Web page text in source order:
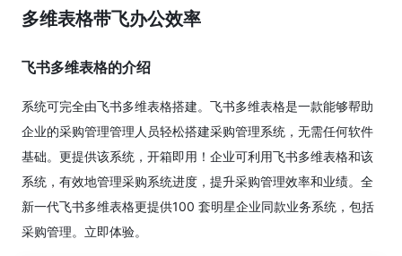
多维表格带飞办公效率
飞书多维表格的介绍
系统可完全由飞书多维表格搭建。飞书多维表格是一款能够帮助
企业的采购管理管理人员轻松搭建采购管理系统，无需任何软件
基础。更提供该系统，开箱即用！企业可利用飞书多维表格和该
系统，有效地管理采购系统进度，提升采购管理效率和业绩。全
新一代飞书多维表格更提供100 套明星企业同款业务系统，包括
采购管理。立即体验。